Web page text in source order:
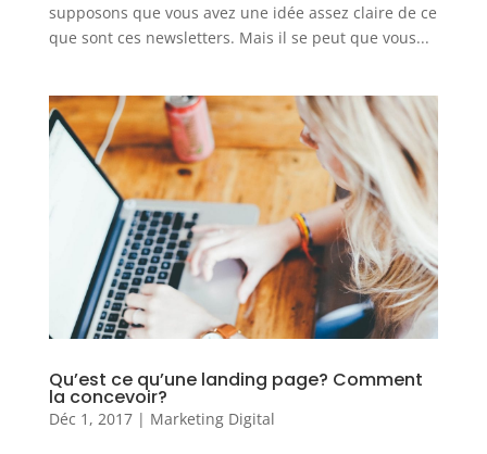
supposons que vous avez une idée assez claire de ce
que sont ces newsletters. Mais il se peut que vous...
Qu’est ce qu’une landing page? Comment
la concevoir?
Déc 1, 2017| Marketing Digital